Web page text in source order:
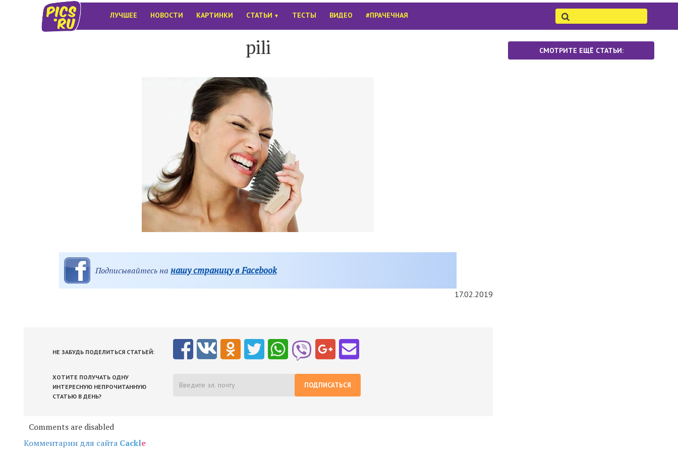
ЛУЧШЕЕ НОВОСТИ КАРТИНКИ СТАТЬИ ▼ ТЕСТЫ ВИДЕО #ПРАЧЕЧНАЯ
pili
Подписывайтесь на нашу страницу в Facebook
17.02.2019
НЕ ЗАБУДЬ ПОДЕЛИТЬСЯ СТАТЬЕЙ:
ХОТИТЕ ПОЛУЧАТЬ ОДНУ
ИНТЕРЕСНУЮ НЕПРОЧИТАННУЮ
СТАТЬЮ В ДЕНЬ?
ПОДПИСАТЬСЯ
Comments are disabled
Комментарии для сайта Cackle
СМОТРИТЕ ЕЩЁ СТАТЬИ: